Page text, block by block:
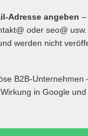
Adresse angeben –
oder seo@
werden nicht
B2B-
in Google und